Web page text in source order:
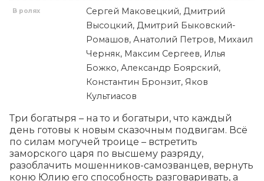
В ролях
Сергей Маковецкий, Дмитрий
Высоцкий, Дмитрий Быковский-
Ромашов, Анатолий Петров, Михаил
Черняк, Максим Сергеев, Илья
Божко, Александр Боярский,
Константин Бронзит, Яков
Культиасов
Три богатыря – на то и богатыри, что каждый
день готовы к новым сказочным подвигам. Всё
по силам могучей троице – встретить
заморского царя по высшему разряду,
разоблачить мошенников-самозванцев, вернуть
коню Юлию его способность разговаривать, а